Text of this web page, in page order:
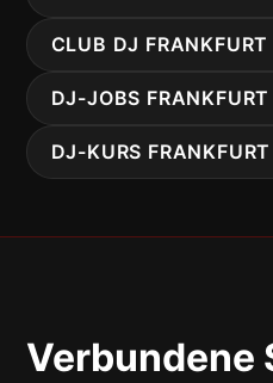
CLUB DJ
DJ-JOBS
DJ-KURS
Verbundene